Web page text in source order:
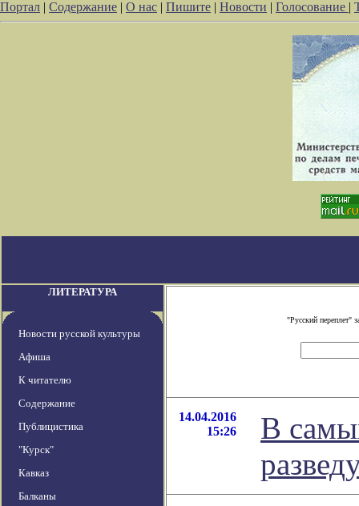
Портал | Содержание | О нас | Пишите | Новости | Голосование |
ЛИТЕРАТУРА
Новости русской культуры
Афиша
К читателю
Содержание
Публицистика
"Курск"
Кавказ
Балканы
"Русский переплет"
14.04.2016
15:26
В